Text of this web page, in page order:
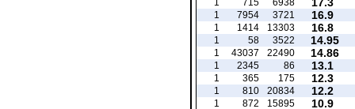
16.9
3721
7954
1
16.8
13303
1414
1
14.95
3522
58
1
14.86
22490
43037
1
13.1
86
2345
1
12.3
175
365
1
12.2
20834
810
1
10.9
15895
872
1